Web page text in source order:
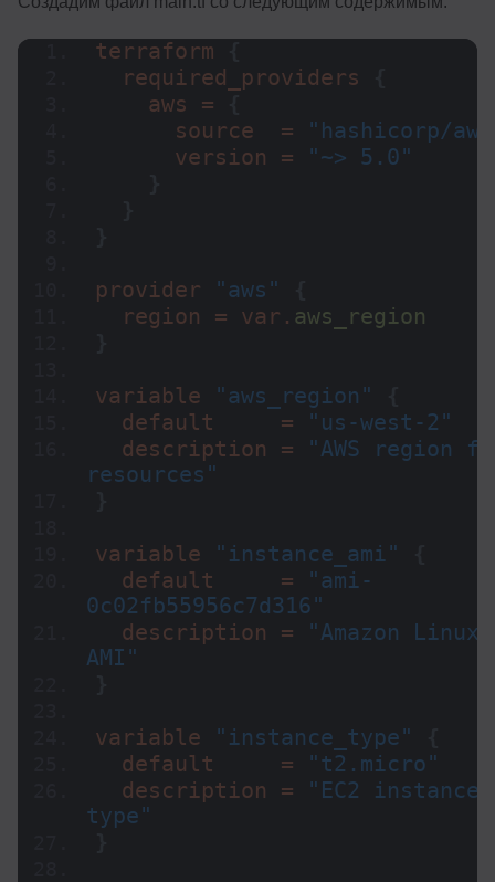
terraform
  required_providers
    aws =
      source  =
"hashicorp/
      version =
"~> 5.0"
provider "aws"
  region = var.
aws_region
variable "aws_region"
  default     =
"us-west-2"
  description =
"AWS region
resources"
variable "instance_ami"
  default     =
"ami-
0c02fb55956c7d316"
  description =
"Amazon Linux
AMI"
variable "instance_type"
  default     =
"t2.micro"
  description =
"EC2 instance
type"